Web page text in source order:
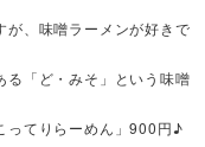
が、味噌ラーメンが好きで
る「ど・みそ」という味噌
ってりらーめん」900円♪